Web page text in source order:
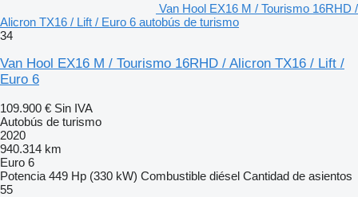
Van Hool EX16 M / Tourismo 16RHD /
Alicron TX16 / Lift / Euro 6 autobús de turismo
34
Van Hool EX16 M / Tourismo 16RHD / Alicron TX16 / Lift /
Euro 6
109.900 € Sin IVA
Autobús de turismo
2020
940.314 km
Euro 6
Potencia 449 Hp (330 kW) Combustible diésel Cantidad de asientos
55